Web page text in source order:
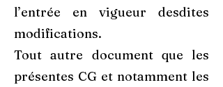
l’entrée en vigueur desdites
modifications.
Tout autre document que les
présentes CG et notamment les